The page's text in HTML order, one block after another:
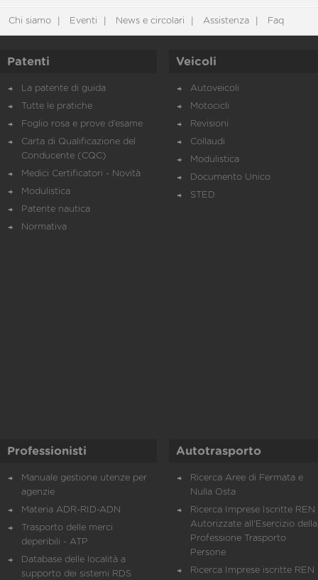
Chi siamo Eventi News e circolari Assistenza Faq
Patenti
La patente di guida
Tutte le pratiche
Foglio rosa e prove d’esame
Carta di Qualificazione del
Conducente (CQC)
Medici Certificatori - Novità
Modulistica
Patente nautica
Normativa
Veicoli
Autoveicoli
Motocicli
Revisioni
Collaudi
Modulistica
Documento Unico
STED
Professionisti
Manuale gestione utenze per
agenzie
Materia ADR-RID-ADN
Trasporto delle merci
deperibili - ATP
Database delle località a
supporto dei sistemi RDS
Autotrasporto
Ricerca Aree di Fermata e
Nulla Osta
Ricerca Imprese Iscritte REN
Autorizzate all'Esercizio della
Professione Trasporto
Persone
Ricerca Imprese iscritte REN